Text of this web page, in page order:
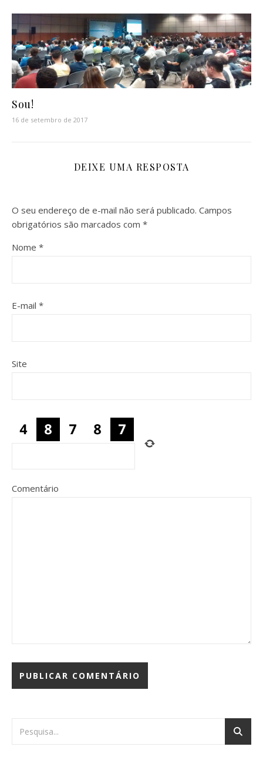
Sou!
16 de setembro de 2017
DEIXE UMA RESPOSTA
O seu endereço de e-mail não será publicado. Campos
obrigatórios são marcados com *
Nome *
E-mail *
Site
Comentário